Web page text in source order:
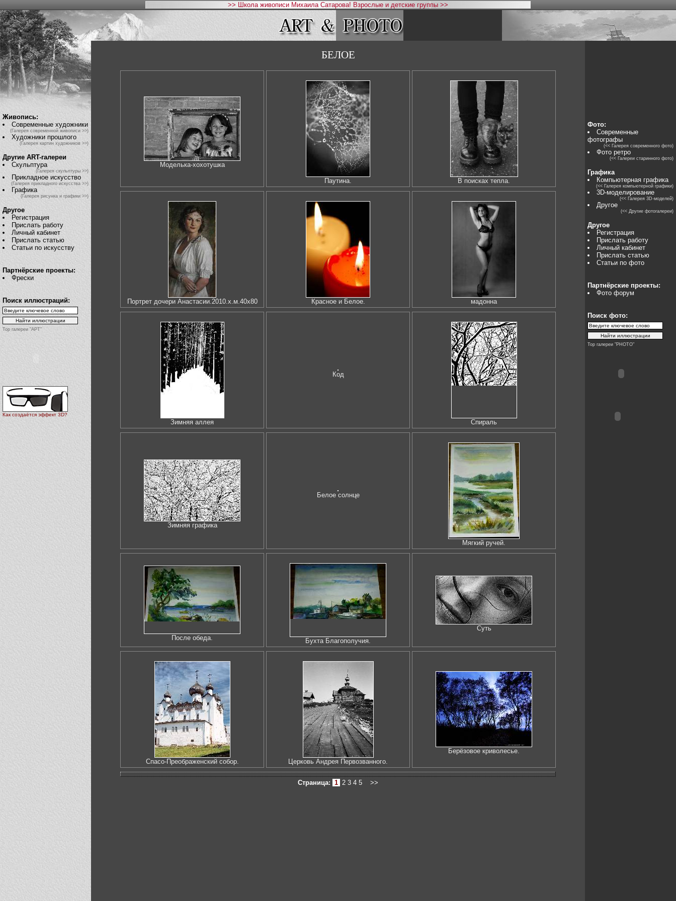
>> Школа живописи Михаила Сатарова! Взрослые и детские группы >>
Живопись:
Современные художники
(Галерея современной живописи >>)
Художники прошлого
(Галерея картин художников >>)
Другие ART-галереи
Скульптура
(Галерея скульптуры >>)
Прикладное искусство
(Галерея прикладного искусства >>)
Графика
(Галерея рисунка и графики >>)
Другое
Регистрация
Прислать работу
Личный кабинет
Прислать статью
Статьи по искусству
Партнёрские проекты:
Фрески
Поиск иллюстраций:
Top галереи "АРТ"
Как создаётся эффект 3D?
БЕЛОЕ
Моделька-хохотушка
Паутина. В поисках тепла.
Портрет дочери Анастасии.2010.х.м.40х80 Красное и Белое. мадонна
Зимняя аллея
Код
Спираль
Зимняя графика
Белое солнце
Мягкий ручей.
После обеда. Бухта Благополучия.
Суть
Спасо-Преображенский собор. Церковь Андрея Первозванного.
Берёзовое криволесье.
Страница: 1 2 3 4 5 >>
Фото:
Современные
фотографы
(<< Галерея современного фото)
Фото ретро
(<< Галереи старинного фото)
Графика
Компьютерная графика
(<< Галерея компьютерной графики)
3D-моделирование
(<< Галерея 3D-моделей)
Другое
(<< Другие фотогалереи)
Другое
Регистрация
Прислать работу
Личный кабинет
Прислать статью
Статьи по фото
Партнёрские проекты:
Фото форум
Поиск фото:
Top галереи "PHOTO"